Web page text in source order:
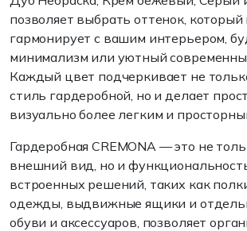
позволяет выбрать оттенок,
гармонирует с вашим интерьером,
минимализм или уютный
Каждый цвет подчеркивает не
стиль гардеробной, но и делает
визуально более легким и
Гардеробная CREMONA — это не
внешний вид, но и
встроенных решений, таких как
одежды, выдвижные ящики и
обуви и аксессуаров, позволяет